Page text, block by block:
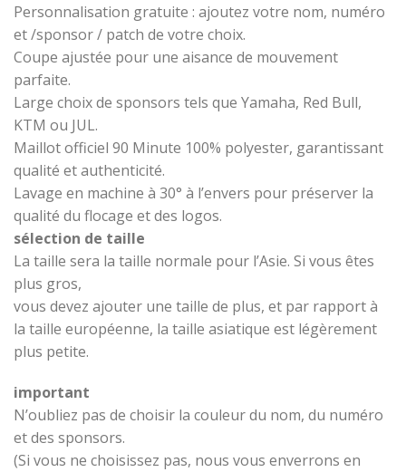
Personnalisation gratuite : ajoutez votre nom, numéro
et /sponsor / patch de votre choix.
Coupe ajustée pour une aisance de mouvement
parfaite.
Large choix de sponsors tels que Yamaha, Red Bull,
KTM ou JUL.
Maillot officiel 90 Minute 100% polyester, garantissant
qualité et authenticité.
Lavage en machine à 30° à l’envers pour préserver la
qualité du flocage et des logos.
sélection de taille
La taille sera la taille normale pour l’Asie. Si vous êtes
plus gros,
vous devez ajouter une taille de plus, et par rapport à
la taille européenne, la taille asiatique est légèrement
plus petite.
important
N’oubliez pas de choisir la couleur du nom, du numéro
et des sponsors.
(Si vous ne choisissez pas, nous vous enverrons en